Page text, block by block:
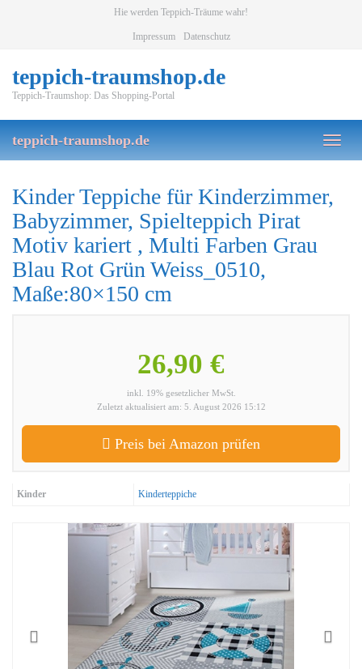
Hie werden Teppich-Träume wahr!
Impressum Datenschutz
teppich-traumshop.de
Teppich-Traumshop: Das Shopping-Portal
Toggle
teppich-traumshop.de
Kinder Teppiche für Kinderzimmer,
Babyzimmer, Spielteppich Pirat
Motiv kariert , Multi Farben Grau
Blau Rot Grün Weiss_0510,
Maße:80×150 cm
26,90 €
inkl. 19% gesetzlicher MwSt.
Zuletzt aktualisiert am: 5. August 2026 15:12
Preis bei Amazon prüfen
Kinder Kinderteppiche